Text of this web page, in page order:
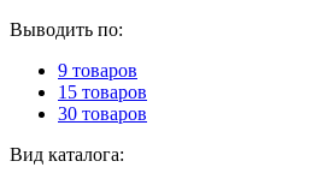
Выводить по:
9 товаров
15 товаров
30 товаров
Вид каталога: